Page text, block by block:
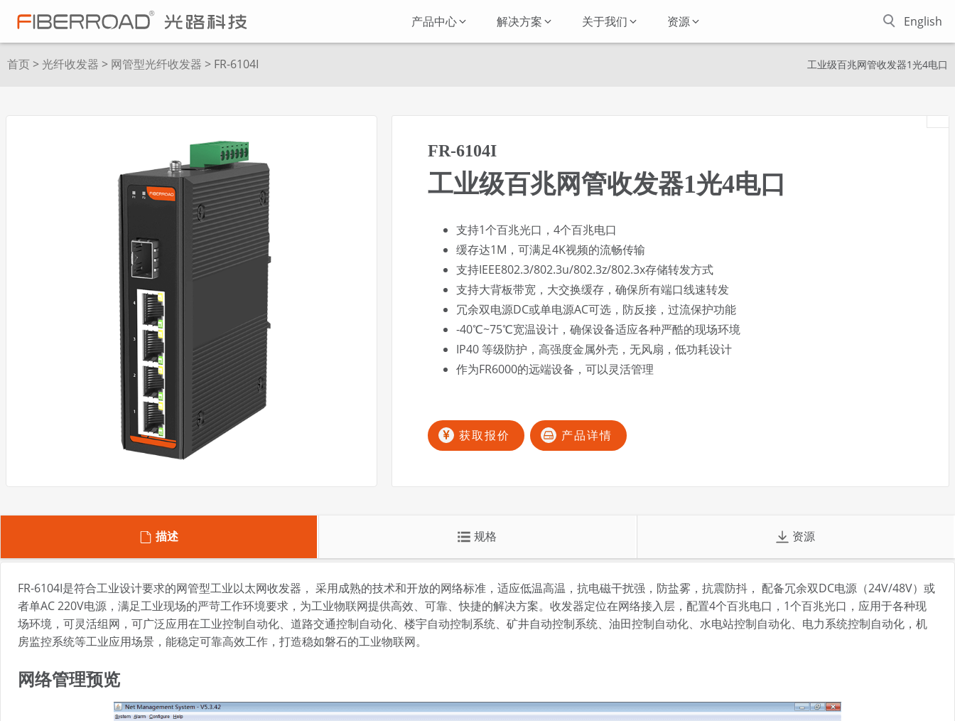
产品中心 解决方案 关于我们 资源 English
首页> 光纤收发器 > 网管型光纤收发器 > FR-6104I 工业级百兆网管收发器1光4电口
FR-6104I
工业级百兆网管收发器1光4电口
支持1个百兆光口，4个百兆电口
缓存达1M，可满足4K视频的流畅传输
支持IEEE802.3/802.3u/802.3z/802.3x存储转发方式
支持大背板带宽，大交换缓存，确保所有端口线速转发
冗余双电源DC或单电源AC可选，防反接，过流保护功能
-40℃~75℃宽温设计，确保设备适应各种严酷的现场环境
IP40 等级防护，高强度金属外壳，无风扇，低功耗设计
作为FR6000的远端设备，可以灵活管理
获取报价 产品详情
描述 规格 资源
FR-6104I是符合工业设计要求的网管型工业以太网收发器， 采用成熟的技术和开放的网络标准，适应低温高温，抗电磁干扰强，防盐雾，抗震防抖， 配备冗余双DC电源（24V/48V）或
者单AC 220V电源，满足工业现场的严苛工作环境要求，为工业物联网提供高效、可靠、快捷的解决方案。收发器定位在网络接入层，配置4个百兆电口，1个百兆光口，应用于各种现
场环境，可灵活组网，可广泛应用在工业控制自动化、道路交通控制自动化、楼宇自动控制系统、矿井自动控制系统、油田控制自动化、水电站控制自动化、电力系统控制自动化，机
房监控系统等工业应用场景，能稳定可靠高效工作，打造稳如磐石的工业物联网。
网络管理预览